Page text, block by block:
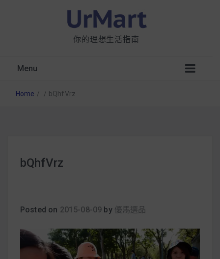
你的理想生活指南
Menu
析：成分、營養價值及其優缺點
簡單料理
Home / / bQhfVrz
bQhfVrz
Posted on 2015-08-09 by 優馬選品